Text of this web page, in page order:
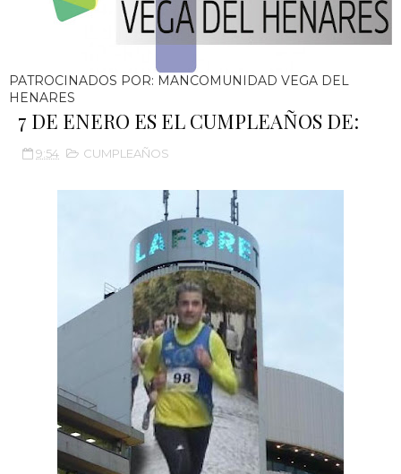
PATROCINADOS POR: MANCOMUNIDAD VEGA DEL
HENARES
7 DE ENERO ES EL CUMPLEAÑOS DE:
9:54 CUMPLEAÑOS